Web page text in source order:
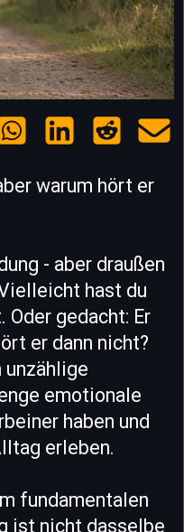
warum hört er
- aber draußen
hast du
Oder gedacht: Er
er dann nicht?
unzählige
emotionale
haben und
erleben.
fundamentalen
ist nicht dasselbe